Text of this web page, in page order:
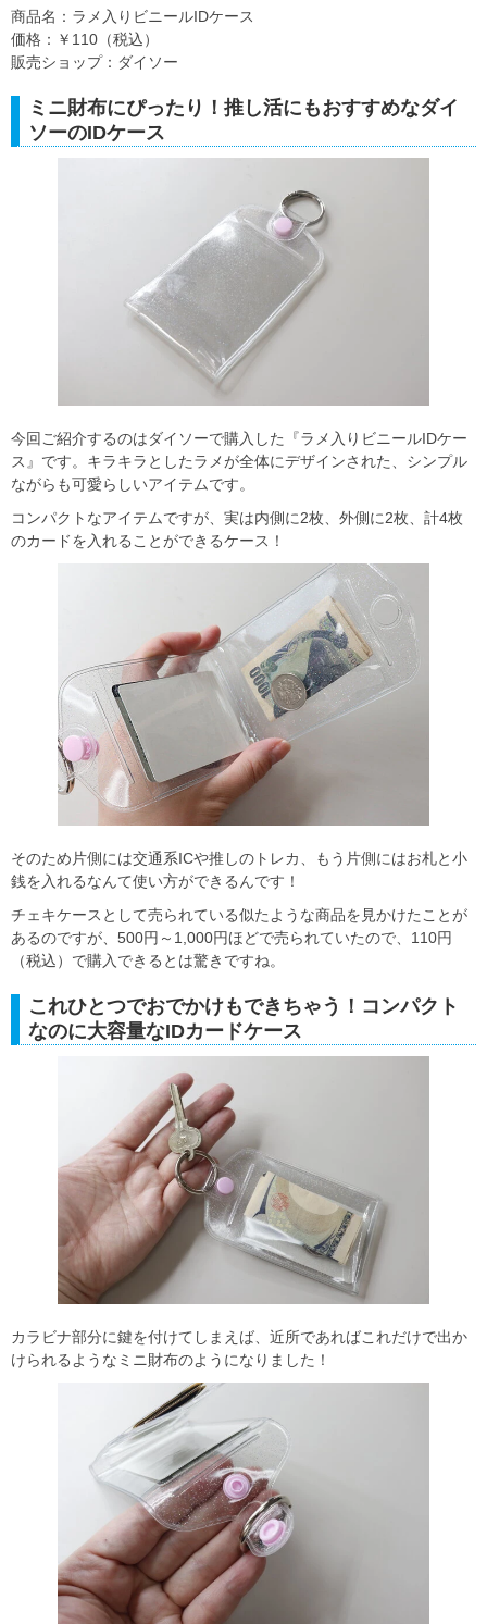
商品名：ラメ入りビニールIDケース
価格：￥110（税込）
販売ショップ：ダイソー
ミニ財布にぴったり！推し活にもおすすめなダイ
ソーのIDケース
今回ご紹介するのはダイソーで購入した『ラメ入りビニールIDケー
ス』です。キラキラとしたラメが全体にデザインされた、シンプル
ながらも可愛らしいアイテムです。
コンパクトなアイテムですが、実は内側に2枚、外側に2枚、計4枚
のカードを入れることができるケース！
そのため片側には交通系ICや推しのトレカ、もう片側にはお札と小
銭を入れるなんて使い方ができるんです！
チェキケースとして売られている似たような商品を見かけたことが
あるのですが、500円～1,000円ほどで売られていたので、110円
（税込）で購入できるとは驚きですね。
これひとつでおでかけもできちゃう！コンパクト
なのに大容量なIDカードケース
カラビナ部分に鍵を付けてしまえば、近所であればこれだけで出か
けられるようなミニ財布のようになりました！